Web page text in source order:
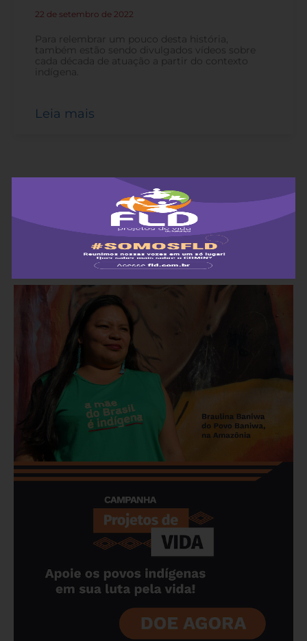
22 de setembro de 2022
Para relembrar um pouco desta história,
também estão sendo divulgados vídeos sobre
cada década de atuação a partir do contexto
indígena.
Leia mais
ANTERIORES